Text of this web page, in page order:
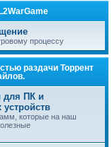
процессу
раздачи Торрент
для ПК и
которые на наш